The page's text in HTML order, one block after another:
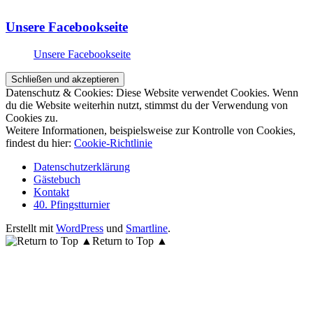
Unsere Facebookseite
Unsere Facebookseite
Datenschutz & Cookies: Diese Website verwendet Cookies. Wenn
du die Website weiterhin nutzt, stimmst du der Verwendung von
Cookies zu.
Weitere Informationen, beispielsweise zur Kontrolle von Cookies,
findest du hier: Cookie-Richtlinie
Datenschutzerklärung
Gästebuch
Kontakt
40. Pfingstturnier
Erstellt mit WordPress und Smartline.
Return to Top ▲